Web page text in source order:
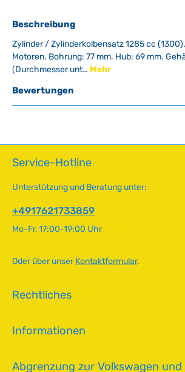
Beschreibung
Zylinder / Zylinderkolbensatz 1285 cc
Motoren. Bohrung: 77 mm. Hub: 69 mm.
(Durchmesser unt… Mehr
Bewertungen
Service-Hotline
Unterstützung und Beratung unter:
+4917621733859
Mo-Fr, 17:00-19:00 Uhr
Oder über unserKontaktformular.
Rechtliches
Informationen
Abgrenzung zur Volkswagen und